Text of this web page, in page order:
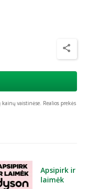
vaistinėse. Realios prekės
Apsipirk ir
laimėk